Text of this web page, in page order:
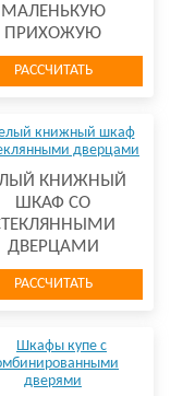
МАЛЕНЬКУЮ
ПРИХОЖУЮ
РАССЧИТАТЬ
КНИЖНЫЙ
ШКАФ СО
ДВЕРЦАМИ
РАССЧИТАТЬ